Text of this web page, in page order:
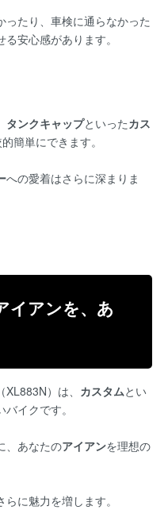
ったり、車検に通らなかった
安心感があります。
タンクキャップといったカス
簡単にできます。
への愛着はさらに深まりま
イアンを、あ
（XL883N）は、 カスタムとい
イクです。
、あなたのアイアンを理想の
に魅力を増します。